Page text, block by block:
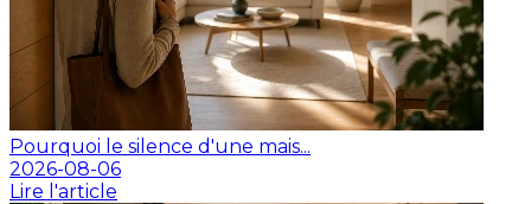
Pourquoi le silence d'une mais...
2026-08-06
Lire l'article